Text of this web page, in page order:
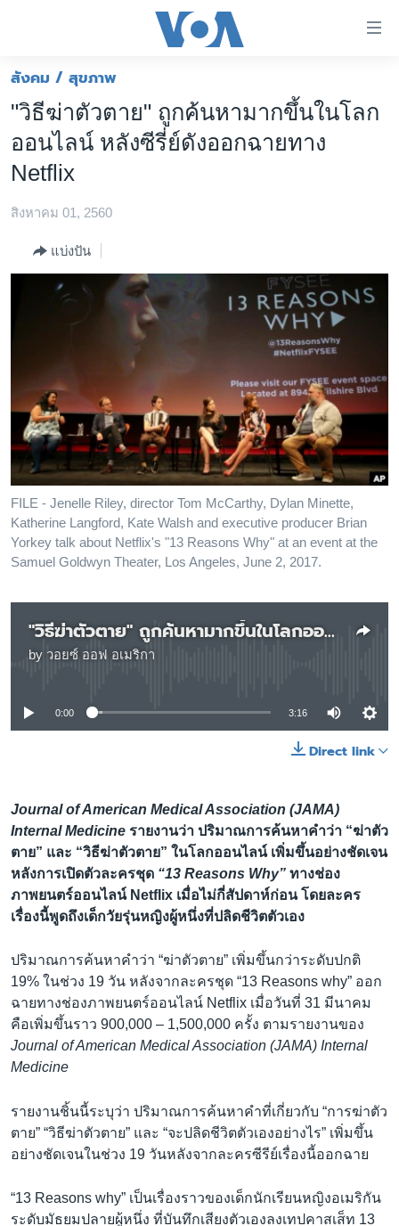
ต่อ
ข้าม
เนื้อหา
หลัก
ไป
ข้าม
โลก
เอเชีย
ไทย
ธุรกิจ
วิทยาศาสตร์
สังคมและสุขภาพ
ตรวจสอบข่าว
เรียนรู้ภาษาอังกฤษ
พอดคาสต์
ติดตามเรา
สังคม / สุขภาพ
"วิธีฆ่าตัวตาย" ถูกค้นหามากขึ้นในโลก
ออนไลน์ หลังซีรี่ย์ดังออกฉายทาง
Netflix
สิงหาคม 01, 2560
แบ่งปัน
FILE - Jenelle Riley, director Tom McCarthy, Dylan Minette,
Katherine Langford, Kate Walsh and executive producer Brian
Yorkey talk about Netflix's "13 Reasons Why" at an event at the
Samuel Goldwyn Theater, Los Angeles, June 2, 2017.
"วิธีฆ่าตัวตาย" ถูกค้นหามากขึ้นในโลกออนไลน์
by วอยซ์ ออฟ อเมริกา
No media source currently available
0:00 3:16
Direct link
Journal of American Medical Association (JAMA)
Internal Medicine รายงานว่า ปริมาณการค้นหาคำว่า “ฆ่าตัว
ตาย” และ “วิธีฆ่าตัวตาย” ในโลกออนไลน์ เพิ่มขึ้นอย่างชัดเจน
หลังการเปิดตัวละครชุด “13 Reasons Why” ทางช่อง
ภาพยนตร์ออนไลน์ Netflix เมื่อไม่กี่สัปดาห์ก่อน โดยละคร
เรื่องนี้พูดถึงเด็กวัยรุ่นหญิงผู้หนึ่งที่ปลิดชีวิตตัวเอง
ปริมาณการค้นหาคำว่า “ฆ่าตัวตาย” เพิ่มขึ้นกว่าระดับปกติ
19% ในช่วง 19 วัน หลังจากละครชุด “13 Reasons why” ออก
ฉายทางช่องภาพยนตร์ออนไลน์ Netflix เมื่อวันที่ 31 มีนาคม
คือเพิ่มขึ้นราว 900,000 – 1,500,000 ครั้ง ตามรายงานของ
Journal of American Medical Association (JAMA) Internal
Medicine
รายงานชิ้นนี้ระบุว่า ปริมาณการค้นหาคำที่เกี่ยวกับ “การฆ่าตัว
ตาย” “วิธีฆ่าตัวตาย” และ “จะปลิดชีวิตตัวเองอย่างไร” เพิ่มขึ้น
อย่างชัดเจนในช่วง 19 วันหลังจากละครซีรีย์เรื่องนี้ออกฉาย
“13 Reasons why” เป็นเรื่องราวของเด็กนักเรียนหญิงอเมริกัน
ระดับมัธยมปลายผู้หนึ่ง ที่บันทึกเสียงตัวเองลงเทปคาสเส็ท 13